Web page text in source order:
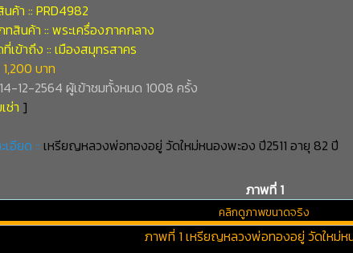
ค้า :: PRD4982
ทสินค้า :: พระเครื่องภาคกลาง
เข้าถึง :: เมืองสมุทรสาคร
บาท
12-2564 ผู้เข้าชมทั้งหมด 1008 ครั้ง
ช่า ]
เอียด :: เหรียญหลวงพ่อทองอยู่ วัดใหม่หนองพะอง ปี2511 อายุ 82 ปี
ภาพที่ 1
คลิกดูภาพขนาดจริง